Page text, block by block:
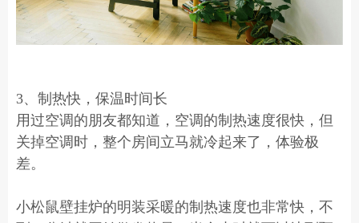
3、制热快，保温时间长
用过空调的朋友都知道，空调的制热速度很快，但
关掉空调时，整个房间立马就冷起来了，体验极
差。
小松鼠壁挂炉的明装采暖的制热速度也非常快，不